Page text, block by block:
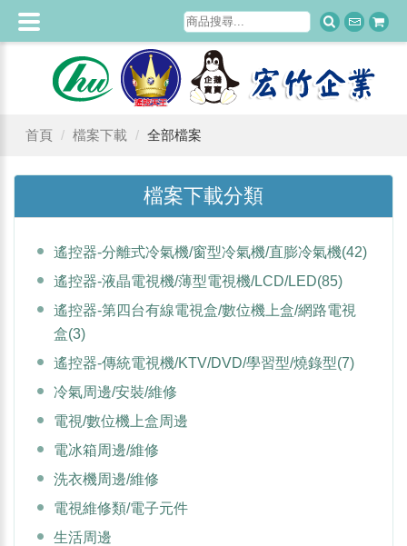
首頁 檔案下載 全部檔案
檔案下載分類
遙控器-分離式冷氣機/窗型冷氣機/直膨冷氣機(42)
遙控器-液晶電視機/薄型電視機/LCD/LED(85)
遙控器-第四台有線電視盒/數位機上盒/網路電視
盒(3)
遙控器-傳統電視機/KTV/DVD/學習型/燒錄型(7)
冷氣周邊/安裝/維修
電視/數位機上盒周邊
電冰箱周邊/維修
洗衣機周邊/維修
電視維修類/電子元件
生活周邊